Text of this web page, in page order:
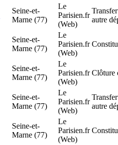
Seine-et-
Marne (77)
Le
Parisien.fr
(Web)
autre
Seine-et-
Marne (77)
Le
Parisien.fr
(Web)
Seine-et-
Marne (77)
Le
Parisien.fr
(Web)
Clôture
Seine-et-
Marne (77)
Le
Parisien.fr
(Web)
autre
Seine-et-
Marne (77)
Le
Parisien.fr
(Web)